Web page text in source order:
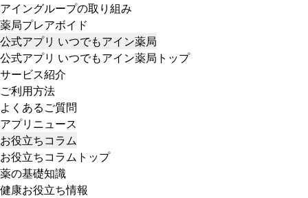
アイングループの取り組み
薬局プレアボイド
公式アプリ いつでもアイン薬局
公式アプリ いつでもアイン薬局トップ
サービス紹介
ご利用方法
よくあるご質問
アプリニュース
お役立ちコラム
お役立ちコラムトップ
薬の基礎知識
健康お役立ち情報